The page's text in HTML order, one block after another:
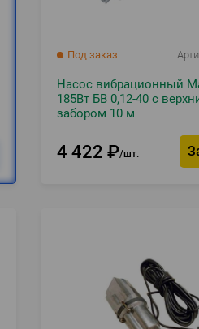
Под заказ
Насос вибрационный
185Вт БВ 0,12-40 с
забором 10 м
4 422 ₽ шт.